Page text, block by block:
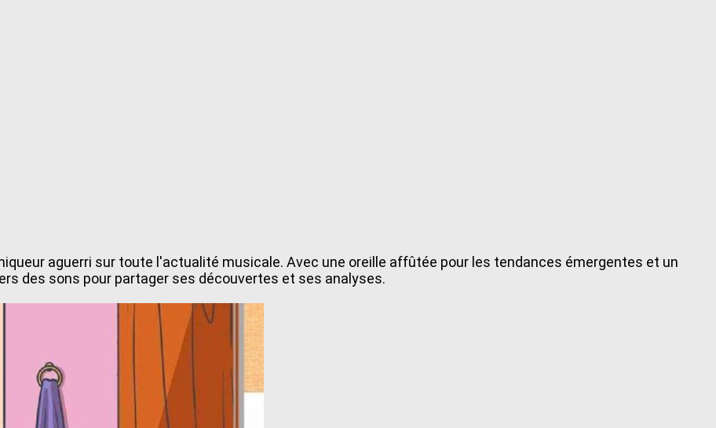
aguerri sur toute l'actualité musicale. Avec une oreille affûtée pour les tendances émergentes et un
des sons pour partager ses découvertes et ses analyses.